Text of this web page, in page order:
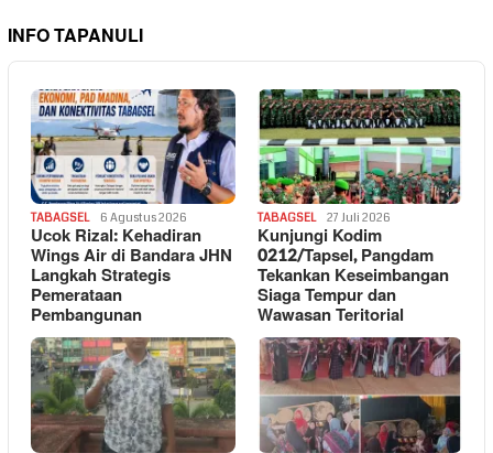
INFO TAPANULI
TABAGSEL 6 Agustus 2026
Ucok Rizal: Kehadiran
Wings Air di Bandara JHN
Langkah Strategis
Pemerataan
Pembangunan
TABAGSEL 27 Juli 2026
Kunjungi Kodim
0212/Tapsel, Pangdam
Tekankan Keseimbangan
Siaga Tempur dan
Wawasan Teritorial